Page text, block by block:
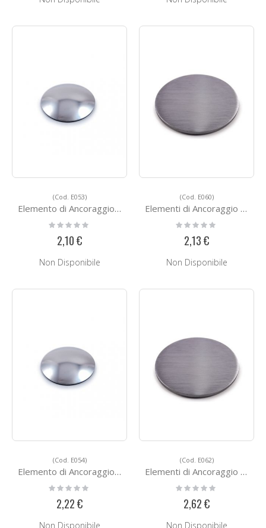
(Cod. E053)
Elemento di Ancoraggio E053
Rating:
0%
2,10 €
Non Disponibile
(Cod. E060)
Elementi di Ancoraggio E060
Rating:
0%
2,13 €
Non Disponibile
(Cod. E054)
Elemento di Ancoraggio E054
Rating:
0%
2,22 €
Non Disponibile
(Cod. E062)
Elementi di Ancoraggio E062
Rating:
0%
2,62 €
Non Disponibile